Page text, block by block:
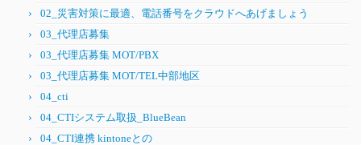
02_災害対策に最適、電話番号をクラウドへあげましょう
03_代理店募集
03_代理店募集 MOT/PBX
03_代理店募集 MOT/TEL中部地区
04_cti
04_CTIシステム取扱_BlueBean
04_CTI連携 kintoneとの